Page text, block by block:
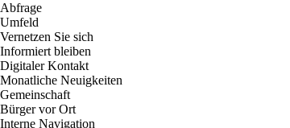
Abfrage
Umfeld
Vernetzen Sie sich
Informiert bleiben
Digitaler Kontakt
Monatliche Neuigkeiten
Gemeinschaft
Bürger vor Ort
Interne Navigation